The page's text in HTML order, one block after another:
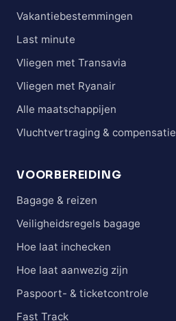
Vakantiebestemmingen
Last minute
Vliegen met Transavia
Vliegen met Ryanair
Alle maatschappijen
Vluchtvertraging & compensatie
VOORBEREIDING
Bagage & reizen
Veiligheidsregels bagage
Hoe laat inchecken
Hoe laat aanwezig zijn
Paspoort- & ticketcontrole
Fast Track